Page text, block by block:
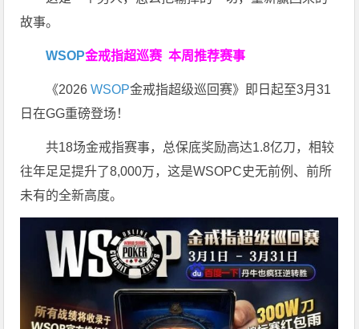
故事。
WSOP金戒指超巡赛本周推荐赛事
《2026WSOP金戒指超级巡回赛》即日起至3月31
日在GG重磅登场！
共18场金戒指赛事，总保底奖励高达1.8亿刀，相较
往年足足提升了8,000万，这是WSOPC史无前例、前所
未有的全新高度。